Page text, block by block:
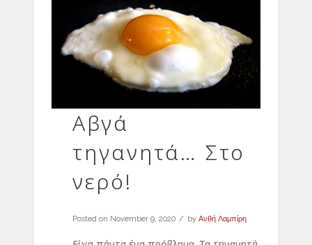
Αβγά
τηγανητά… Στο
νερό!
Posted on November 9, 2020 by Ανθή Λαμπίρη